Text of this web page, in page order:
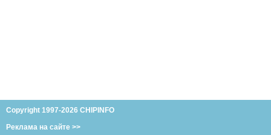
Copyright 1997-2026 CHIPINFO
Реклама на сайте >>